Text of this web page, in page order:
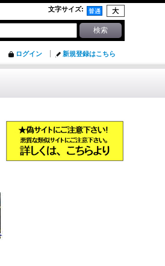
文字サイズ:
ログイン 新規登録はこちら